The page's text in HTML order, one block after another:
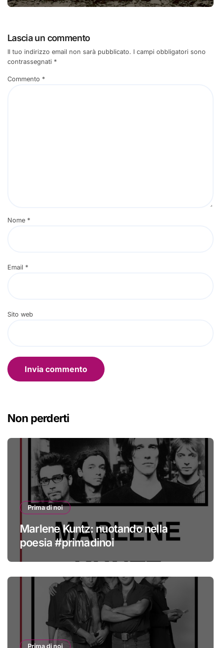
Lascia un commento
Il tuo indirizzo email non sarà pubblicato. I campi obbligatori sono
contrassegnati *
Commento *
Nome *
Email *
Sito web
Non perderti
Prima di noi
Marlene Kuntz: nuotando nella
poesia #primadinoi
Prima di noi